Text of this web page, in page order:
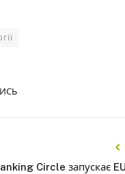
Circle запускає